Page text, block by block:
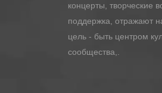
концерты, творческие
поддержка, отражают
цель - быть центром
сообщества,.